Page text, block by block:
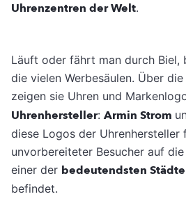
Uhrenzentren der Welt.
Läuft oder fährt man durch Biel,
die vielen Werbesäulen. Über
zeigen sie Uhren und
Uhrenhersteller: Armin Strom
diese Logos der Uhrenhersteller
unvorbereiteter Besucher auf
einer der bedeutendsten
befindet.